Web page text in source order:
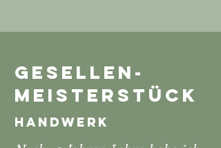
GESELLEN-
MEISTERSTÜCK
HANDWERK